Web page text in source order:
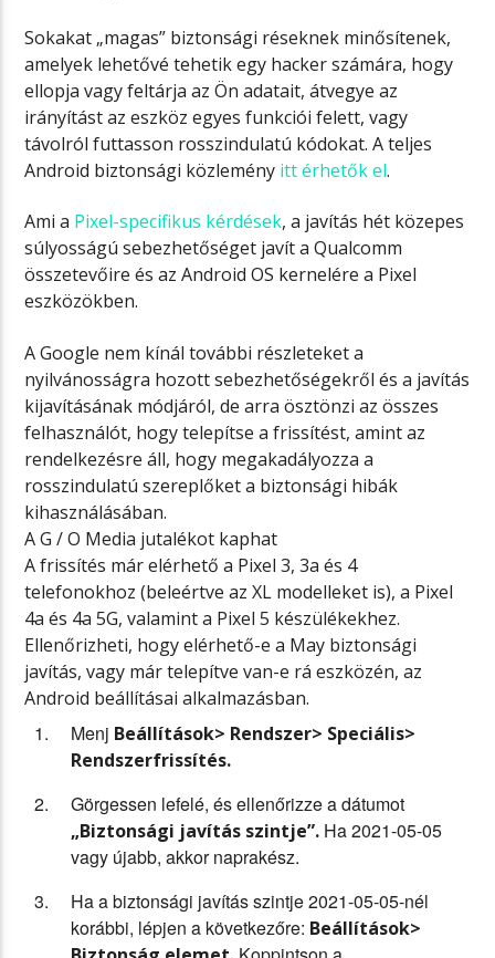
Sokakat „magas” biztonsági réseknek minősítenek,
amelyek lehetővé tehetik egy hacker számára, hogy
ellopja vagy feltárja az Ön adatait, átvegye az
irányítást az eszköz egyes funkciói felett, vagy
távolról futtasson rosszindulatú kódokat. A teljes
Android biztonsági közlemény itt érhetők el.
Ami a Pixel-specifikus kérdések, a javítás hét közepes
súlyosságú sebezhetőséget javít a Qualcomm
összetevőire és az Android OS kernelére a Pixel
eszközökben.
A Google nem kínál további részleteket a
nyilvánosságra hozott sebezhetőségekről és a javítás
kijavításának módjáról, de arra ösztönzi az összes
felhasználót, hogy telepítse a frissítést, amint az
rendelkezésre áll, hogy megakadályozza a
rosszindulatú szereplőket a biztonsági hibák
kihasználásában.
A G / O Media jutalékot kaphat
A frissítés már elérhető a Pixel 3, 3a és 4
telefonokhoz (beleértve az XL modelleket is), a Pixel
4a és 4a 5G, valamint a Pixel 5 készülékekhez.
Ellenőrizheti, hogy elérhető-e a May biztonsági
javítás, vagy már telepítve van-e rá eszközén, az
Android beállításai alkalmazásban.
Menj Beállítások> Rendszer> Speciális>
Rendszerfrissítés.
Görgessen lefelé, és ellenőrizze a dátumot
„Biztonsági javítás szintje”. Ha 2021-05-05
vagy újabb, akkor naprakész.
Ha a biztonsági javítás szintje 2021-05-05-nél
korábbi, lépjen a következőre: Beállítások>